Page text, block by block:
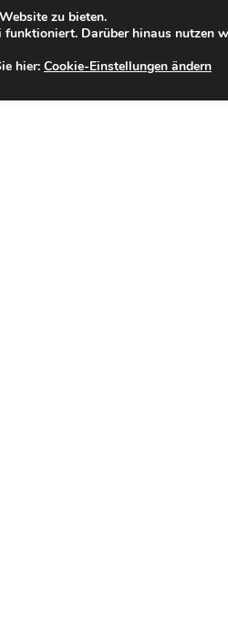
Zur Internet-Filiale der Förde Sparkasse
WERTPAPIERE
zu bieten.
Darüber hinaus nutzen
hier: Cookie-Einstellungen ändern